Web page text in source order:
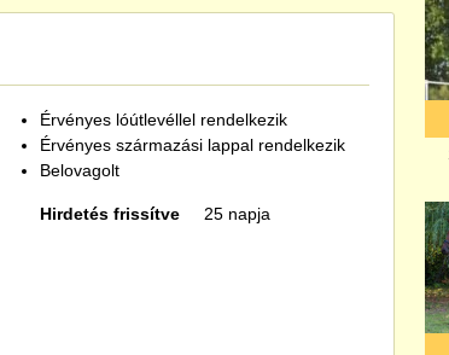
Érvényes lóútlevéllel rendelkezik
Érvényes származási lappal rendelkezik
Belovagolt
Hirdetés frissítve 25 napja